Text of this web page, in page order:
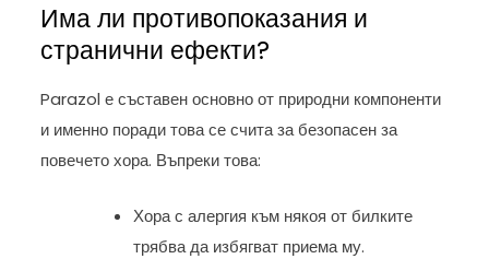
Има ли противопоказания и
странични ефекти?
Parazol е съставен основно от природни компоненти
и именно поради това се счита за безопасен за
повечето хора. Въпреки това:
Хора с алергия към някоя от билките
трябва да избягват приема му.